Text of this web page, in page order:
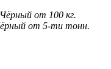
Чёрный от 100 кг.
от 5-ти тонн.